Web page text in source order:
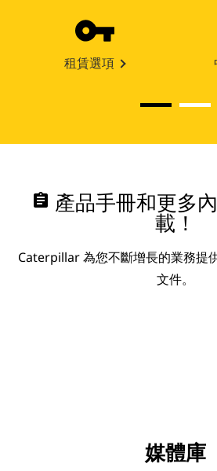
租賃選項
assignment 產品手冊和更多
載！
Caterpillar 為您不斷增長的業務提
文件。
媒體庫